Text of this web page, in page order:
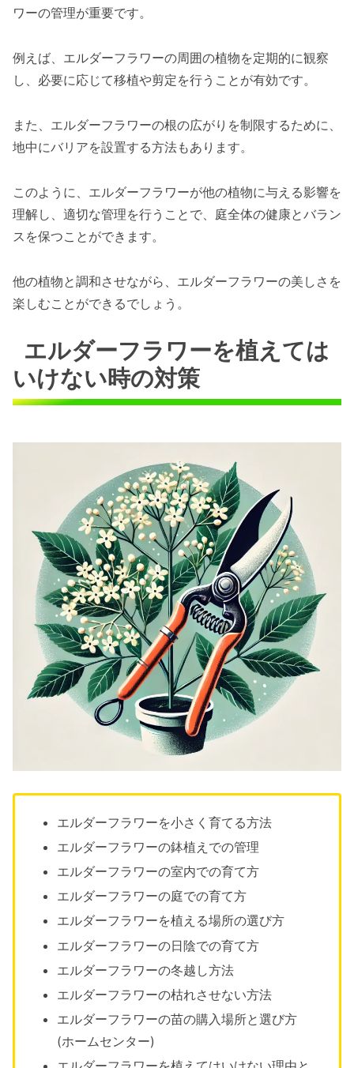
ワーの管理が重要です。
例えば、エルダーフラワーの周囲の植物を定期的に観察
し、必要に応じて移植や剪定を行うことが有効です。
また、エルダーフラワーの根の広がりを制限するために、
地中にバリアを設置する方法もあります。
このように、エルダーフラワーが他の植物に与える影響を
理解し、適切な管理を行うことで、庭全体の健康とバラン
スを保つことができます。
他の植物と調和させながら、エルダーフラワーの美しさを
楽しむことができるでしょう。
エルダーフラワーを植えては
いけない時の対策
エルダーフラワーを小さく育てる方法
エルダーフラワーの鉢植えでの管理
エルダーフラワーの室内での育て方
エルダーフラワーの庭での育て方
エルダーフラワーを植える場所の選び方
エルダーフラワーの日陰での育て方
エルダーフラワーの冬越し方法
エルダーフラワーの枯れさせない方法
エルダーフラワーの苗の購入場所と選び方
(ホームセンター)